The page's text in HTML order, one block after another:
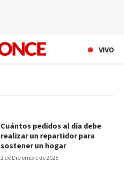
VIVO
2 de Diciembre de 2025
Cuántos pedidos al día debe
realizar un repartidor para
sostener un hogar